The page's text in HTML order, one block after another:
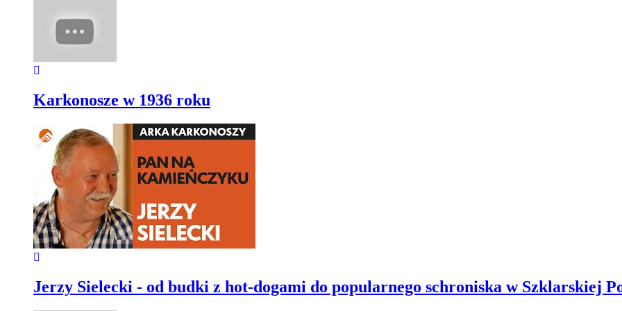
Karkonosze w 1936 roku
Jerzy Sielecki - od budki z hot-dogami do popularnego schroniska w Szklarskiej